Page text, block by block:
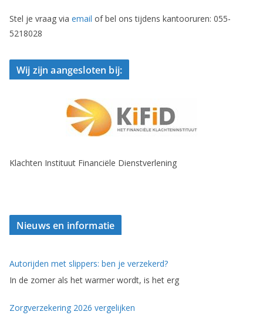
Stel je vraag via email of bel ons tijdens kantooruren: 055-
5218028
Wij zijn aangesloten bij:
Klachten Instituut Financiële Dienstverlening
Nieuws en informatie
Autorijden met slippers: ben je verzekerd?
In de zomer als het warmer wordt, is het erg
Zorgverzekering 2026 vergelijken